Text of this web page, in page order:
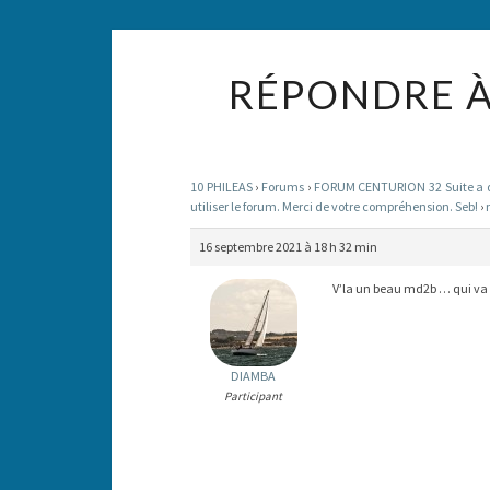
RÉPONDRE
10 PHILEAS › Forums › FORUM CENTURION 32
utiliser le forum. Merci de votre compréhension. Seb! ›
16 septembre 2021 à 18 h 32 min
DIAMBA
Participant
V’la un beau md2b … qui va